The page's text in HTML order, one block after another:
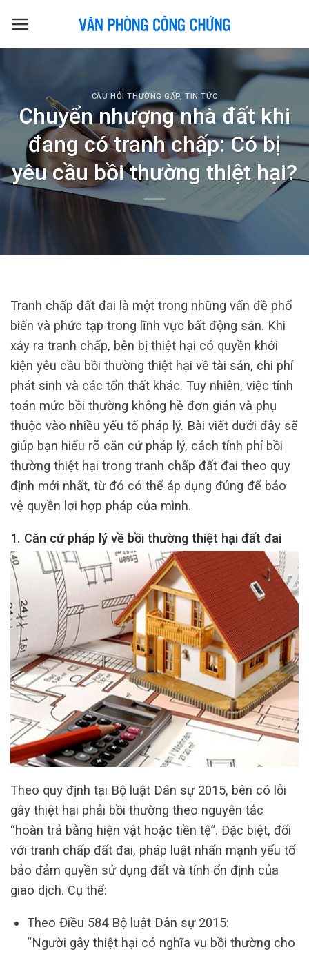
CÂU HỎI THƯỜNG GẶP,TIN TỨC
Chuyển nhượng nhà đất khi
đang có tranh chấp: Có bị
yêu cầu bồi thường thiệt hại?
Tranh chấp đất đai là một trong những vấn đề phổ
biến và phức tạp trong lĩnh vực bất động sản. Khi
xảy ra tranh chấp, bên bị thiệt hại có quyền khởi
kiện yêu cầu bồi thường thiệt hại về tài sản, chi phí
phát sinh và các tổn thất khác. Tuy nhiên, việc tính
toán mức bồi thường không hề đơn giản và phụ
thuộc vào nhiều yếu tố pháp lý. Bài viết dưới đây sẽ
giúp bạn hiểu rõ căn cứ pháp lý, cách tính phí bồi
thường thiệt hại trong tranh chấp đất đai theo quy
định mới nhất, từ đó có thể áp dụng đúng để bảo
vệ quyền lợi hợp pháp của mình.
1. Căn cứ pháp lý về bồi thường thiệt hại đất đai
Theo quy định tại Bộ luật Dân sự 2015, bên có lỗi
gây thiệt hại phải bồi thường theo nguyên tắc
“hoàn trả bằng hiện vật hoặc tiền tệ”. Đặc biệt, đối
với tranh chấp đất đai, pháp luật nhấn mạnh yếu tố
bảo đảm quyền sử dụng đất và tính ổn định của
giao dịch. Cụ thể:
Theo Điều 584 Bộ luật Dân sự 2015:
“Người gây thiệt hại có nghĩa vụ bồi thường cho